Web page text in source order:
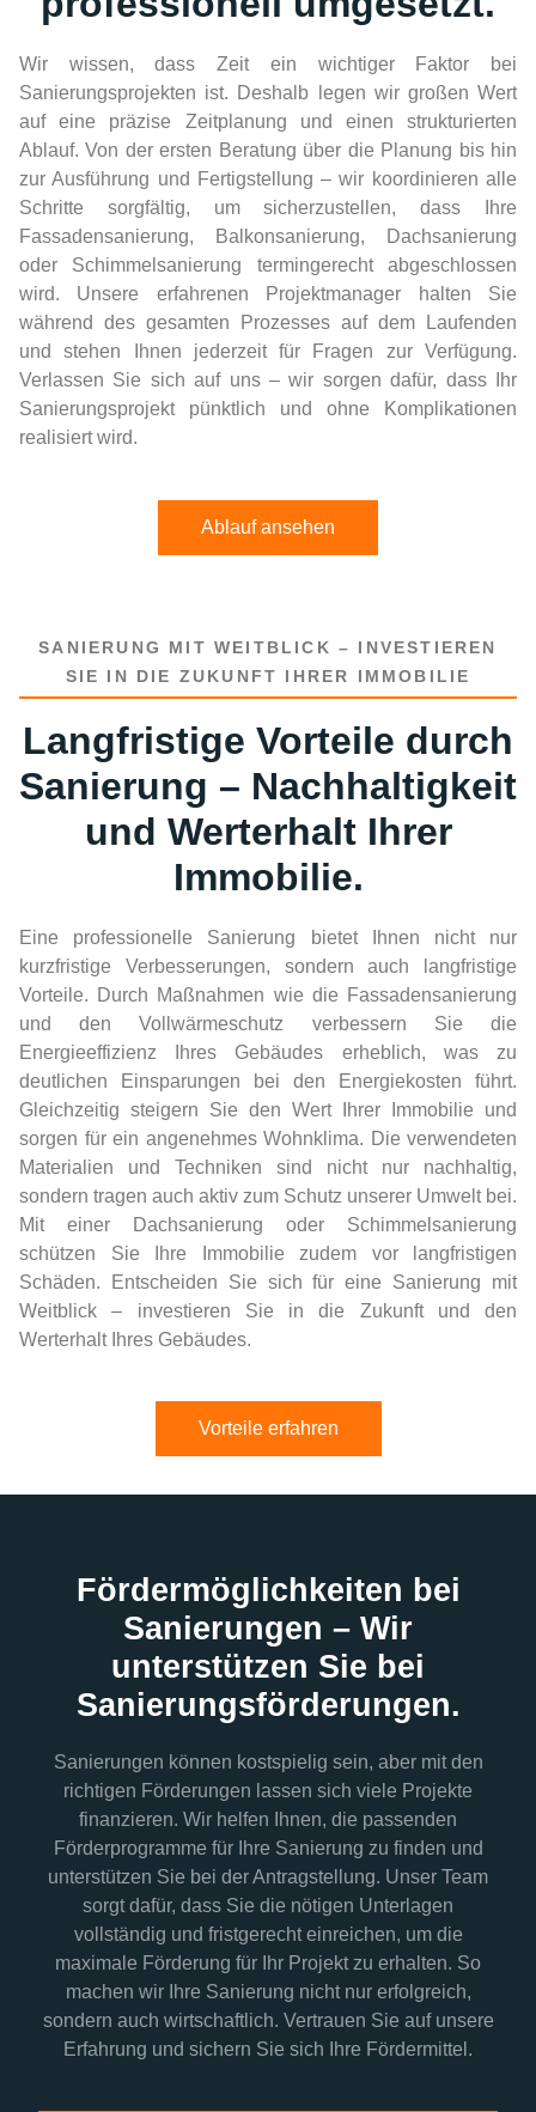
Wir wissen, dass Zeit ein wichtiger Faktor bei
Sanierungsprojekten ist. Deshalb legen wir großen Wert
auf eine präzise Zeitplanung und einen strukturierten
Ablauf. Von der ersten Beratung über die Planung bis hin
zur Ausführung und Fertigstellung – wir koordinieren alle
Schritte sorgfältig, um sicherzustellen, dass Ihre
Fassadensanierung, Balkonsanierung, Dachsanierung
oder Schimmelsanierung termingerecht abgeschlossen
wird. Unsere erfahrenen Projektmanager halten Sie
während des gesamten Prozesses auf dem Laufenden
und stehen Ihnen jederzeit für Fragen zur Verfügung.
Verlassen Sie sich auf uns – wir sorgen dafür, dass Ihr
Sanierungsprojekt pünktlich und ohne Komplikationen
realisiert wird.
Ablauf ansehen
SANIERUNG MIT WEITBLICK – INVESTIEREN
SIE IN DIE ZUKUNFT IHRER IMMOBILIE
Langfristige Vorteile durch
Sanierung – Nachhaltigkeit
und Werterhalt Ihrer
Immobilie.
Eine professionelle Sanierung bietet Ihnen nicht nur
kurzfristige Verbesserungen, sondern auch langfristige
Vorteile. Durch Maßnahmen wie die Fassadensanierung
und den Vollwärmeschutz verbessern Sie die
Energieeffizienz Ihres Gebäudes erheblich, was zu
deutlichen Einsparungen bei den Energiekosten führt.
Gleichzeitig steigern Sie den Wert Ihrer Immobilie und
sorgen für ein angenehmes Wohnklima. Die verwendeten
Materialien und Techniken sind nicht nur nachhaltig,
sondern tragen auch aktiv zum Schutz unserer Umwelt bei.
Mit einer Dachsanierung oder Schimmelsanierung
schützen Sie Ihre Immobilie zudem vor langfristigen
Schäden. Entscheiden Sie sich für eine Sanierung mit
Weitblick – investieren Sie in die Zukunft und den
Werterhalt Ihres Gebäudes.
Vorteile erfahren
Fördermöglichkeiten bei
Sanierungen – Wir
unterstützen Sie bei
Sanierungsförderungen.
Sanierungen können kostspielig sein, aber mit den
richtigen Förderungen lassen sich viele Projekte
finanzieren. Wir helfen Ihnen, die passenden
Förderprogramme für Ihre Sanierung zu finden und
unterstützen Sie bei der Antragstellung. Unser Team
sorgt dafür, dass Sie die nötigen Unterlagen
vollständig und fristgerecht einreichen, um die
maximale Förderung für Ihr Projekt zu erhalten. So
machen wir Ihre Sanierung nicht nur erfolgreich,
sondern auch wirtschaftlich. Vertrauen Sie auf unsere
Erfahrung und sichern Sie sich Ihre Fördermittel.